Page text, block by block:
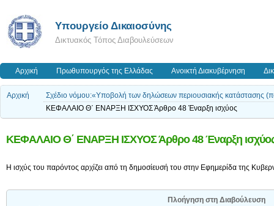
Υπουργείο Δικαιοσύνης
Δικτυακός Τόπος Διαβουλεύσεων
Αρχική Πρωθυπουργός της Ελλάδας Ανοικτή Διακυβέρνηση
Αρχική
Σχέδιο νόμου:«Υποβολή των δηλώσεων περιουσιακής κατάστασης
ΚΕΦΑΛΑΙΟ Θ΄ ΕΝΑΡΞΗ ΙΣΧΥΟΣ Άρθρο 48 Έναρξη ισχύος
ΚΕΦΑΛΑΙΟ Θ΄ ΕΝΑΡΞΗ ΙΣΧΥΟΣ Άρθρο 48 Έναρξη
Η ισχύς του παρόντος αρχίζει από τη δημοσίευσή του στην Εφημερίδα της
Πλοήγηση στη Διαβούλευση